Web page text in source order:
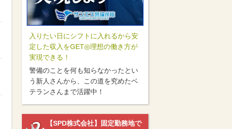
入りたい日にシフトに入れるから安
定した収入をGET◎理想の働き方が
実現できる！
警備のことを何も知らなかったとい
う新人さんから、この道を究めたベ
テランさんまで活躍中！
【SPD株式会社】固定勤務地で